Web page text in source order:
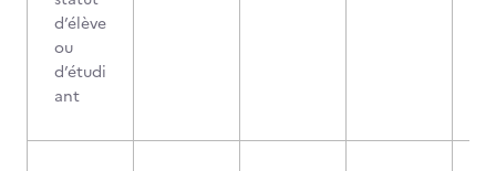
d’élève
ou
d’étudi
ant